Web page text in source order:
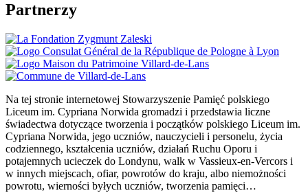
Partnerzy
Na tej stronie internetowej Stowarzyszenie Pamięć polskiego
Liceum im. Cypriana Norwida gromadzi i przedstawia liczne
świadectwa dotyczące tworzenia i początków polskiego Liceum im.
Cypriana Norwida, jego uczniów, nauczycieli i personelu, życia
codziennego, kształcenia uczniów, działań Ruchu Oporu i
potajemnych ucieczek do Londynu, walk w Vassieux-en-Vercors i
w innych miejscach, ofiar, powrotów do kraju, albo niemożności
powrotu, wierności byłych uczniów, tworzenia pamięci…